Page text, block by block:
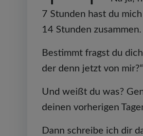
7 Stunden hast du
14 Stunden zusammen.
Bestimmt fragst du
der denn jetzt von mir?“
Und weißt du was?
deinen vorherigen
Dann schreibe ich dir